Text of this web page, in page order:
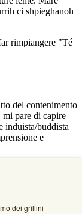
dei grillini